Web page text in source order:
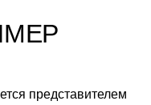
представителем